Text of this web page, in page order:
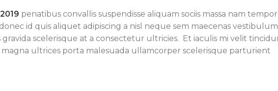
penatibus convallis suspendisse aliquam sociis massa nam tempor
id quis aliquet adipiscing a nisl neque sem maecenas
scelerisque at a consectetur ultricies. Et iaculis mi velit
ultrices porta malesuada ullamcorper scelerisque parturient